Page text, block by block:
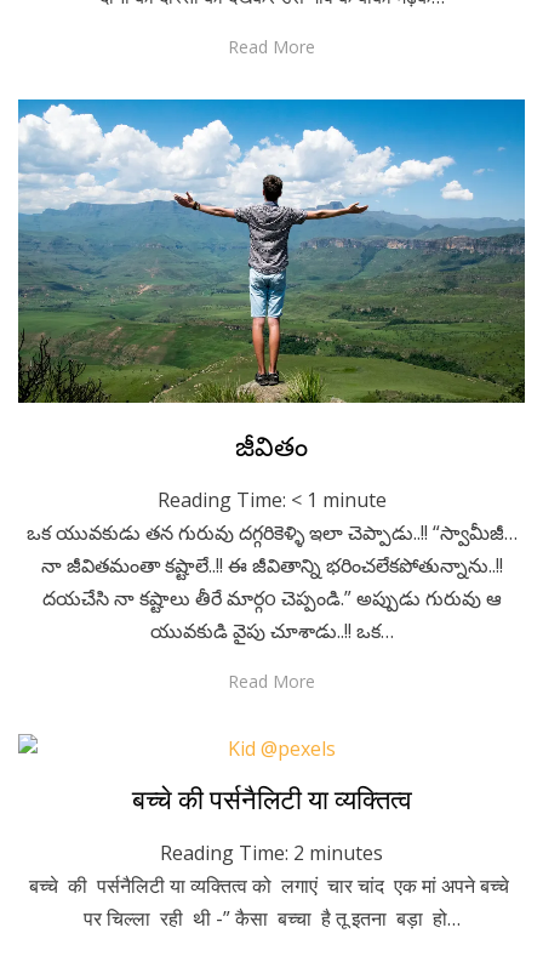
Read More
Posted
on
August 24, 2020
Telugu
జీవితం
Reading Time: < 1 minute
ఒక యువకుడు తన గురువు దగ్గరికెళ్ళి ఇలా చెప్పాడు..!! “స్వామీజీ…
నా జీవితమంతా కష్టాలే..!! ఈ జీవితాన్ని భరించలేకపోతున్నాను..!!
దయచేసి నా కష్టాలు తీరే మార్గo చెప్పండి.” అప్పుడు గురువు ఆ
యువకుడి వైపు చూశాడు..!! ఒక…
Read More
Posted
on
July 31, 2020
Hindi
बच्चे की पर्सनैलिटी या व्यक्तित्व
Reading Time: 2 minutes
बच्चे की पर्सनैलिटी या व्यक्तित्व को लगाएं चार चांद एक मां अपने बच्चे
पर चिल्ला रही थी -” कैसा बच्चा है तू इतना बड़ा हो…